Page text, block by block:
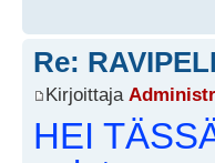
Re:
Kirjoittaja
HEI